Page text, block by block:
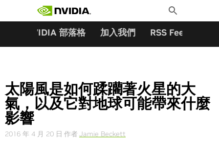
Toggle
Search
NVIDIA 部落格 加入我們 RSS Feeds
太陽風是如何蹂躪著火星的大
氣，以及它對地球可能帶來什麼
影響
2016 年 4 月 20 日 作者Jamie Beckett